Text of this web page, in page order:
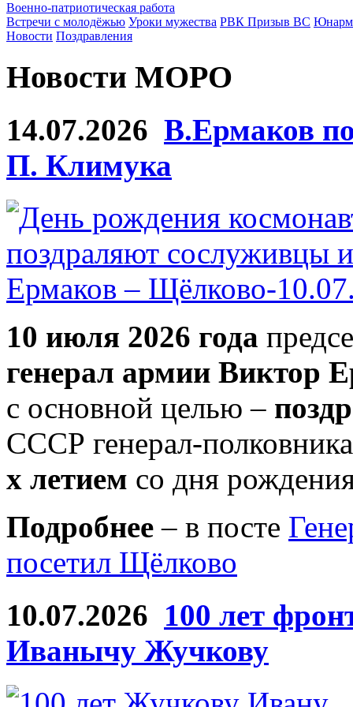
Военно-патриотическая работа
Встречи с молодёжью Уроки мужества РВК Призыв ВС
Новости Поздравления
Новости МОРО
14.07.2026 В.Ермаков
П. Климука
10 июля 2026 года
генерал армии Виктор
с основной целью –
СССР генерал-
х летием со дня
Подробнее – в посте
посетил Щёлково
10.07.2026 100 лет
Иванычу Жучкову